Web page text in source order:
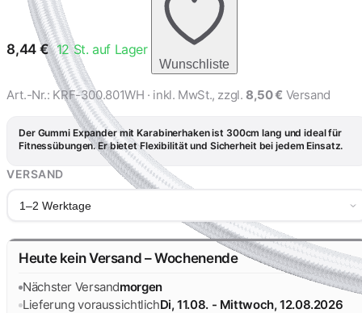
8,44 € 12St. auf Lager
Wunschliste
Art.-Nr.: KRF-300.801WH · inkl. MwSt., zzgl. 8,50 € Versand
Der Gummi Expander mit Karabinerhaken ist 300cm lang und ideal für
Fitnessübungen. Er bietet Flexibilität und Sicherheit bei jedem Einsatz.
VERSAND
1–2 Werktage
Heute kein Versand – Wochenende
Nächster Versandmorgen
Lieferung voraussichtlichDi, 11.08. - Mittwoch, 12.08.2026